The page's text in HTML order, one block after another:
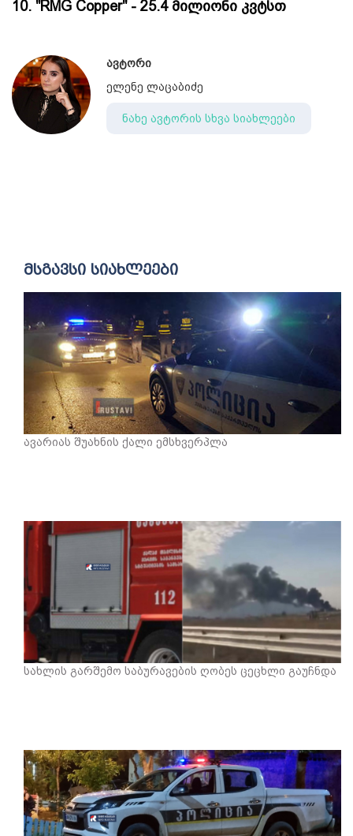
10. "RMG Copper" - 25.4 მილიონი კვტსთ
ავტორი
ელენე ლაცაბიძე
ნახე ავტორის სხვა სიახლეები
მსგავსი სიახლეები
ავარიას შუახნის ქალი ემსხვერპლა
სახლის გარშემო საბურავების ღობეს ცეცხლი გაუჩნდა